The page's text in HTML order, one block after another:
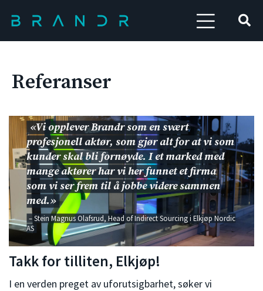
Referanser
«Vi opplever Brandr som en svært
profesjonell aktør, som gjør alt for at vi som
kunder skal bli fornøyde. I et marked med
mange aktører har vi her funnet et firma
som vi ser frem til å jobbe videre sammen
med.»
– Stein Magnus Olafsrud, Head of Indirect Sourcing i Elkjøp Nordic
AS
Takk for tilliten, Elkjøp!
I en verden preget av uforutsigbarhet, søker vi